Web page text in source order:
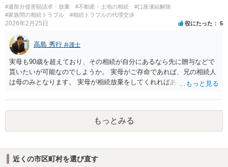
#遺留分侵害額請求・放棄 #不動産・土地の相続
#口座凍結解除
#家族間の相続トラブル
#相続トラブルの代理交渉
2026年2月25日 役にたった 5
高島 秀行 弁護士
実母も90歳を超えており、その相続が自分にあるなら先に贈与などで
貰いたいが可能なのでしようか。 実母がご存命であれば、兄の相続人
は母のみとなります。 実母が相続放棄をしてくれればあなた方兄弟及
ないと思います。
もっとみる
近くの市区町村を選び直す